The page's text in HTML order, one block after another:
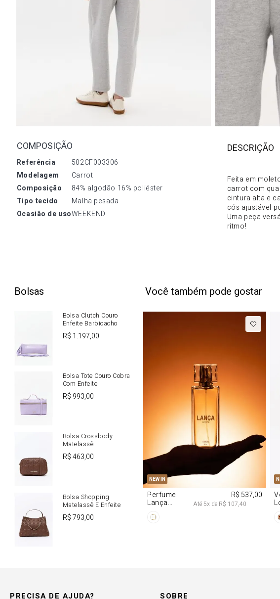
COMPOSIÇÃO
referência
502CF003306
modelagem
Carrot
composição
84% algodão 16% poliéster
tipo tecido
Malha pesada
ocasião de usoWEEKEND
Feita em
carrot com
cintura alta e
cós ajustável
Uma peça
ritmo!
Bolsas
Bolsa Clutch Couro
Enfeite Barbicacho
R$ 1.197,00
Bolsa Tote Couro Cobra
Com Enfeite
R$ 993,00
Bolsa Crossbody
Matelassê
R$463,00
Bolsa Shopping
Matelassê E Enfeite
R$793,00
Você também pode gostar
NEW IN
U
Perfume
Lança
R$ 537,00
Até 5x de R$ 107,40
PRECISA DE AJUDA? SOBRE